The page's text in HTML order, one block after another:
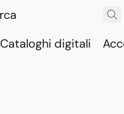
Cataloghi digitali